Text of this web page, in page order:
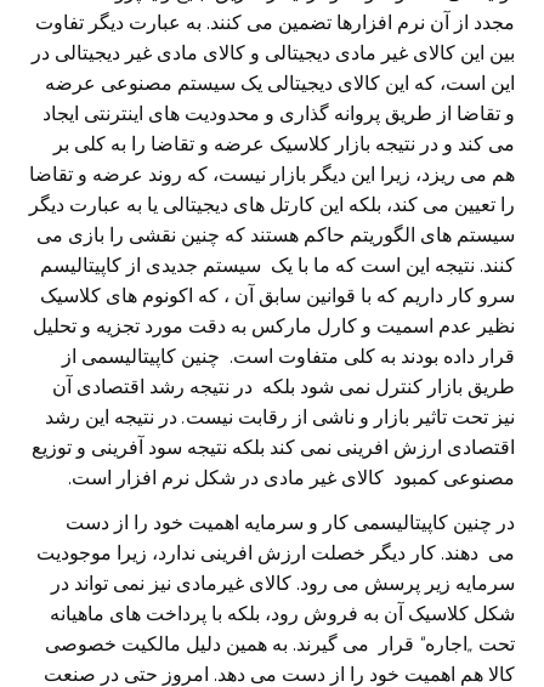
مجدد از آن نرم افزارها تضمین می‌ کنند. به عبارت دیگر تفاوت
بین این کالای غیر مادی دیجیتالی و کالای مادی غیر دیجیتالی در
این است، که این کالای دیجیتالی یک سیستم مصنوعی عرضه
و تقاضا از طریق پروانه گذاری و محدودیت های اینترنتی ایجاد
می‌ کند و در نتیجه بازار کلاسیک عرضه و تقاضا را به کلی بر
هم می‌ ریزد، زیرا این دیگر بازار نیست، که روند عرضه و تقاضا
را تعیین می‌ کند، بلکه این کارتل های دیجیتالی یا به عبارت دیگر
سیستم های الگوریتم حاکم هستند که چنین نقشی‌ را بازی می‌
کنند. نتیجه این است که ما با یک سیستم جدیدی از کاپیتالیسم
سرو کار داریم که با قوانین سابق آن ، که اکونوم های کلاسیک
نظیر عدم اسمیت و کارل مارکس به دقت مورد تجزیه و تحلیل
قرار داده بودند به کلی متفاوت است. چنین کاپیتالیسمی از
طریق بازار کنترل نمی شود بلکه در نتیجه رشد اقتصادی آن
نیز تحت تاثیر بازار و ناشی‌ از رقابت نیست. در نتیجه این رشد
اقتصادی ارزش افرینی نمی کند بلکه نتیجه سود آفرینی و توزیع
مصنوعی کمبود کالای غیر مادی در شکل نرم افزار است.
در چنین کاپیتالیسمی کار و سرمایه اهمیت خود را از دست
می‌ دهند. کار دیگر خصلت ارزش افرینی ندارد، زیرا موجودیت
سرمایه زیر پرسش می‌ رود. کالای غیرمادی نیز نمی تواند در
شکل کلاسیک آن به فروش رود، بلکه با پرداخت های ماهیانه
تحت „اجاره“ قرار می‌ گیرند. به همین دلیل مالکیت خصوصی
کالا هم اهمیت خود را از دست می‌ دهد. امروز حتی در صنعت